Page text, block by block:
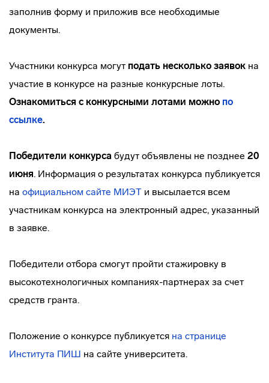
заполнив форму и приложив все необходимые
документы.
Участники конкурса могут подать несколько заявок на
участие в конкурсе на разные конкурсные лоты.
Ознакомиться с конкурсными лотами можно по
ссылке.
Победители конкурса будут объявлены не позднее 20
июня. Информация о результатах конкурса публикуется
на официальном сайте МИЭТ и высылается всем
участникам конкурса на электронный адрес, указанный
в заявке.
Победители отбора смогут пройти стажировку в
высокотехнологичных компаниях-партнерах за счет
средств гранта.
Положение о конкурсе публикуется на странице
Института ПИШ на сайте университета.